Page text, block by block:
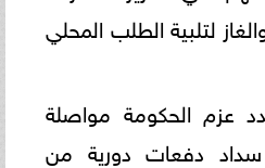
لتلبية الطلب المحلي
عزم الحكومة مواصلة
دفعات دورية من